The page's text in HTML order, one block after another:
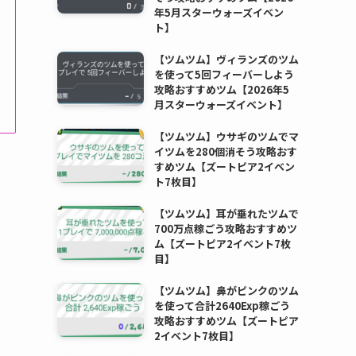
年5月スターウォーズイベン
ト】
【ツムツム】ヴィランズのツム
を使って5回フィーバーしよう
攻略おすすめツム【2026年5
月スターウォーズイベント】
【ツムツム】ウサギのツムでマ
イツムを280個消そう攻略おす
すめツム【ズートピア2イベン
ト7枚目】
【ツムツム】耳が垂れたツムで
700万点稼ごう攻略おすすめツ
ム【ズートピア2イベント7枚
目】
【ツムツム】鼻がピンクのツム
を使って合計2640Exp稼ごう
攻略おすすめツム【ズートピア
2イベント7枚目】